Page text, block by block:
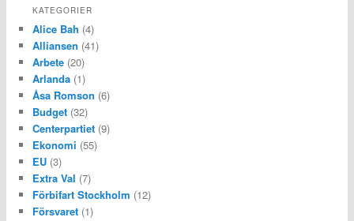
KATEGORIER
Alice Bah (4)
Alliansen (41)
Arbete(20)
Arlanda(1)
Åsa Romson (6)
Budget(32)
Centerpartiet(9)
Ekonomi (55)
EU(3)
Extra Val (7)
Förbifart Stockholm (12)
Försvaret(1)